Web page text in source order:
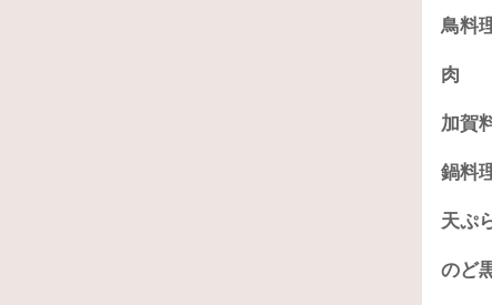
鳥料
肉
加賀
鍋料
天ぷ
のど